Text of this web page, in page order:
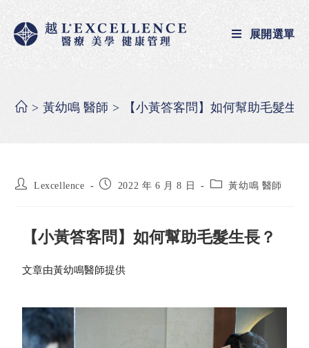
展開選單
> 黃幼鳴 醫師 > 【小黃答客問】如何幫助毛髮生
Lexcellence 2022 年 6 月 8 日 黃幼鳴 醫師
【小黃答客問】如何幫助毛髮生長？
文章由黃幼鳴醫師提供